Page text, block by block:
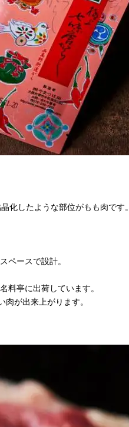
化したような部位がもも肉です。
ペースで設計。
料亭に出荷しています。
が出来上がります。